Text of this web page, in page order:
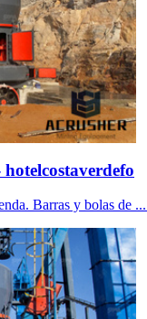
Barras y bolas de